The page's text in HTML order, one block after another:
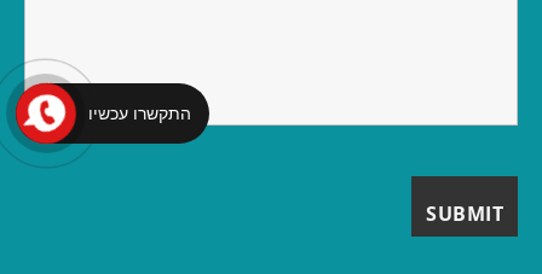
התקשרו עכשיו